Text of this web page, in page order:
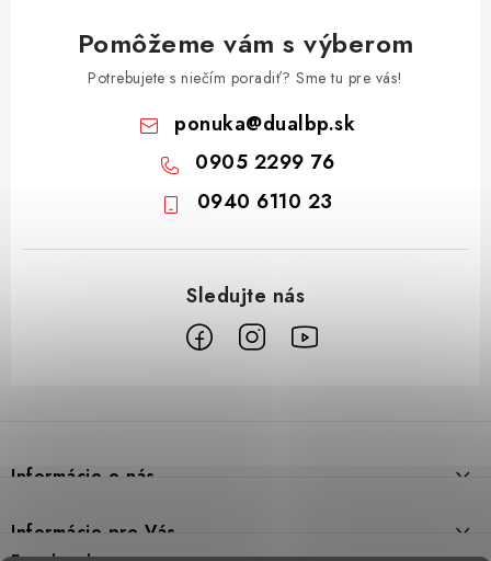
Pomôžeme vám s výberom
Potrebujete s niečím poradiť? Sme tu pre vás!
ponuka@dualbp.sk
0905 2299 76
0940 6110 23
p
i
Informácie o nás
Prečo DUAL BP
Informácie pre Vás